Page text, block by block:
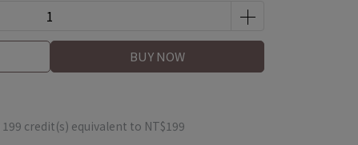
BUY NOW
199 credit(s) equivalent to NT$199